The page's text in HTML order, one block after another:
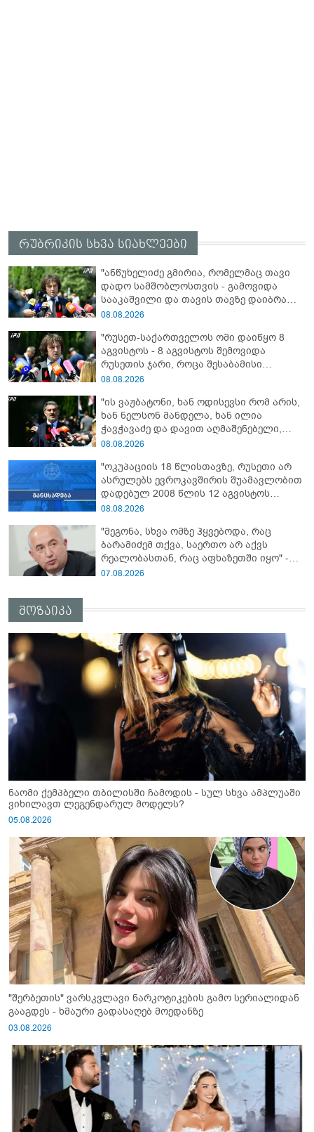
რუბრიკის სხვა სიახლეები
"ანწუხელიძე გმირია, რომელმაც თავი
დადო სამშობლოსთვის - გამოვიდა
სააკაშვილი და თავის თავზე დაიბრალა
ანწუხელიძის გმირობა, სამარცხვინო
სააკაშვილისთვის შეგინებას თუ რაღაც
ამგვარს სთხოვდნენ მას"
08.08.2026
"რუსეთ-საქართველოს ომი დაიწყო 8
აგვისტოს - 8 აგვისტოს შემოვიდა
რუსეთის ჯარი, როცა შესაბამისი
განცხადება გააკეთა რუსეთის
რაც მოხდა, ეს იყო ის, რომ სააკაშვილის
რეჟიმმა დაბომბა ცხინვალი"
08.08.2026
"ის ვაჟბატონი, ხან ოდისევსი რომ არის,
ხან ნელსონ მანდელა, ხან ილია
ჭავჭავაძე და დავით აღმაშენებელი,
სინამდვილეში, ერთი საცოდავი,
08.08.2026
"ოკუპაციის 18 წლისთავზე, რუსეთი არ
ასრულებს ევროკავშირის შუამავლობით
დადებულ 2008 წლის 12 აგვისტოს
ცეცხლის შეწყვეტის შეთანხმებას - მეტიც,
კონტროლს ოკუპირებულ რეგიონებში"
08.08.2026
"მეგონა, სხვა ომზე ჰყვებოდა, რაც
ბარამიძემ თქვა, საერთო არ აქვს
რეალობასთან, რაც აფხაზეთში იყო" -
პაატა ზაქარეიშვილის შეფასება
07.08.2026
მოზაიკა
ნაომი ქემპბელი თბილისში ჩამოდის - სულ სხვა ამპლუაში
ვიხილავთ ლეგენდარულ მოდელს?
05.08.2026
"შერბეთის" ვარსკვლავი ნარკოტიკების გამო სერიალიდან
გააგდეს - ხმაური გადასაღებ მოედანზე
03.08.2026